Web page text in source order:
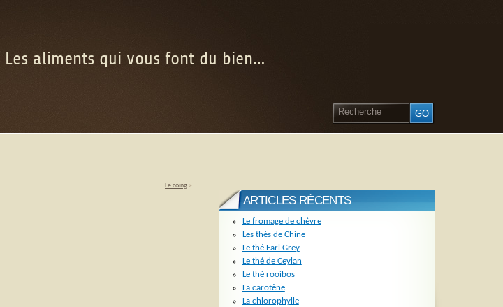
Les aliments qui vous font du bien…
Le coing »
ARTICLES RÉCENTS
Le fromage de chèvre
Les thés de Chine
Le thé Earl Grey
Le thé de Ceylan
Le thé rooibos
La carotène
La chlorophylle